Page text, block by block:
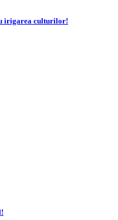
irigarea culturilor!